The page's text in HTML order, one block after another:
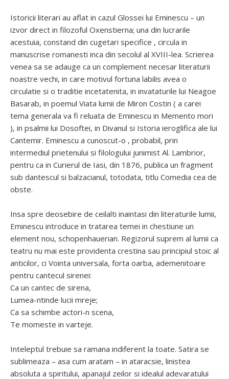
Istoricii literari au aflat in cazul Glossei lui Eminescu – un
izvor direct in filozoful Oxenstierna; una din lucrarile
acestuia, constand din cugetari specifice , circula in
manuscrise romanesti inca din secolul al XVIII-lea. Scrierea
venea sa se adauge ca un complement necesar literaturii
noastre vechi, in care motivul fortuna labilis avea o
circulatie si o traditie incetatenita, in invataturile lui Neagoe
Basarab, in poemul Viata lumii de Miron Costin ( a carei
tema generala va fi reluata de Eminescu in Memento mori
), in psalmii lui Dosoftei, in Divanul si Istoria ieroglifica ale lui
Cantemir. Eminescu a cunoscut-o , probabil, prin
intermediul prietenului si filologului junimist Al. Lambrior,
pentru ca in Curierul de Iasi, din 1876, publica un fragment
sub dantescul si balzacianul, totodata, titlu Comedia cea de
obste.
Insa spre deosebire de ceilalti inaintasi din literaturile lumii,
Eminescu introduce in tratarea temei in chestiune un
element nou, schopenhauerian. Regizorul suprem al lumii ca
teatru nu mai este providenta crestina sau principiul stoic al
anticilor, ci Vointa universala, forta oarba, ademenitoare
pentru cantecul sirenei:
Ca un cantec de sirena,
Lumea-ntinde lucii mreje;
Ca sa schimbe actori-n scena,
Te momeste in varteje.
Inteleptul trebuie sa ramana indiferent la toate. Satira se
sublimeaza – asa cum aratam – in ataracsie, linistea
absoluta a spiritului, apanajul zeilor si idealul adevaratului